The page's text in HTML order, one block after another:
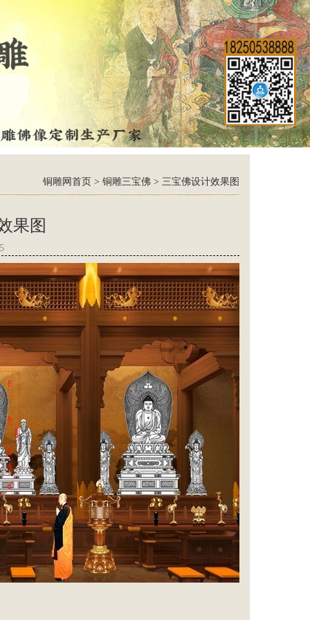
铜雕网首页 > 铜雕三宝佛 > 三宝佛设计效果图
果图